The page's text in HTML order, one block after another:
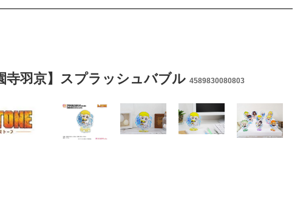
羽京】スプラッシュバブル 4589830080803